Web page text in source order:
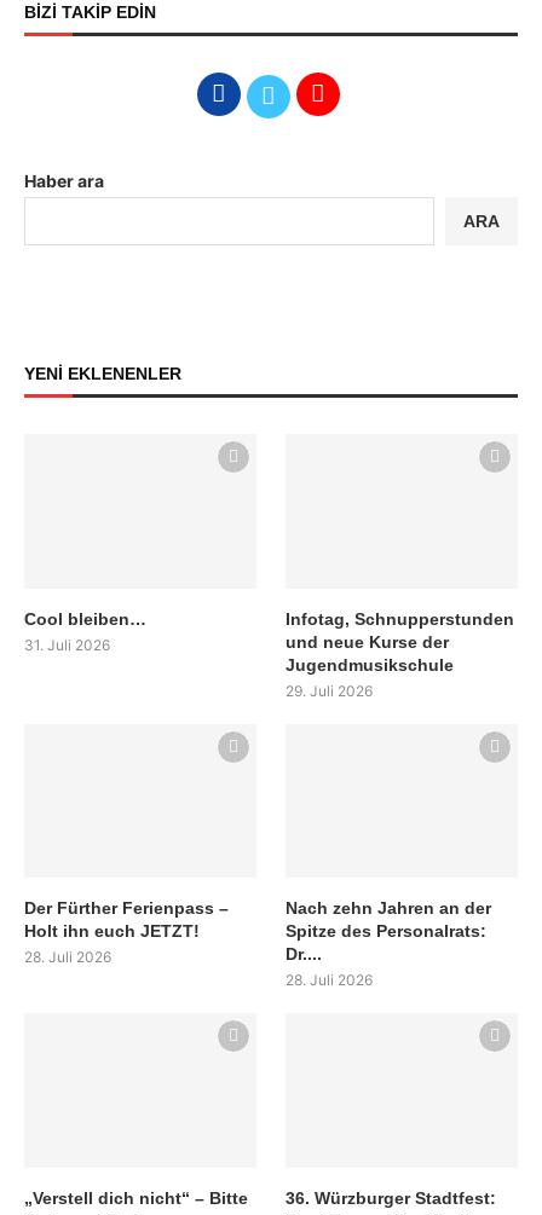
BİZİ TAKİP EDİN
Haber ara
ARA
YENİ EKLENENLER
Cool bleiben…
31. Juli 2026
Infotag, Schnupperstunden
und neue Kurse der
Jugendmusikschule
29. Juli 2026
Der Fürther Ferienpass –
Holt ihn euch JETZT!
28. Juli 2026
Nach zehn Jahren an der
Spitze des Personalrats:
Dr....
28. Juli 2026
„Verstell dich nicht“ – Bitte
36. Würzburger Stadtfest: